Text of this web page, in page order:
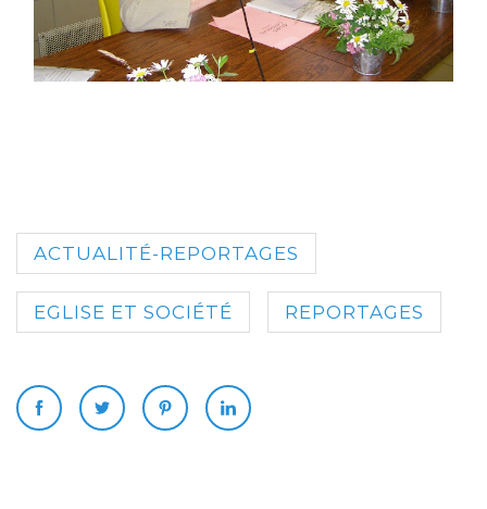
ACTUALITÉ-REPORTAGES
EGLISE ET SOCIÉTÉ REPORTAGES